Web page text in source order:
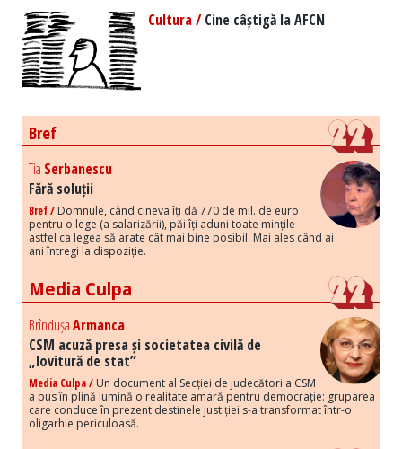
Cultura /Cine câștigă la AFCN
Bref
Tia Serbanescu
Fără soluții
Bref / Domnule, când cineva îți dă 770 de mil. de euro
pentru o lege (a salarizării), păi îți aduni toate mințile
astfel ca legea să arate cât mai bine posibil. Mai ales când ai
ani întregi la dispoziție.
Media Culpa
BrîndușaArmanca
CSM acuză presa și societatea civilă de
„lovitură de stat”
Media Culpa / Un document al Secției de judecători a CSM
a pus în plină lumină o realitate amară pentru democrație: gruparea
care conduce în prezent destinele justiției s-a transformat într-o
oligarhie periculoasă.